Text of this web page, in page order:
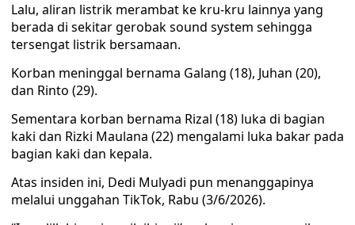
Lalu, aliran listrik merambat ke kru-kru lainnya yang
berada di sekitar gerobak sound system sehingga
tersengat listrik bersamaan.
Korban meninggal bernama Galang (18), Juhan (20),
dan Rinto (29).
Sementara korban bernama Rizal (18) luka di bagian
kaki dan Rizki Maulana (22) mengalami luka bakar pada
bagian kaki dan kepala.
Atas insiden ini, Dedi Mulyadi pun menanggapinya
melalui unggahan TikTok, Rabu (3/6/2026).